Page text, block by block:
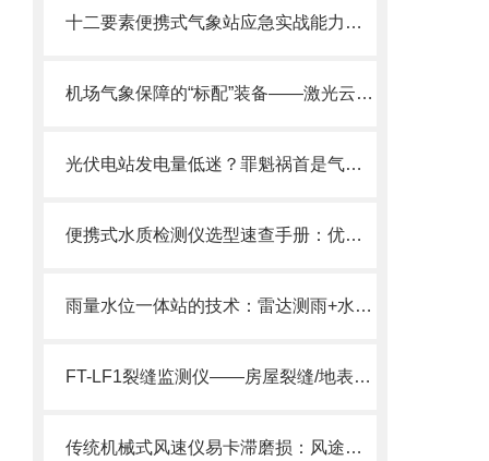
十二要素便携式气象站应急实战能力：现场组装/2分钟部署/数据秒出。
机场气象保障的“标配”装备——激光云高仪守护航班起降安全
光伏电站发电量低迷？罪魁祸首是气象监测失准—高精度光伏气象站请收好。
便携式水质检测仪选型速查手册：优质厂商推荐+核心参数对比（2026更新）
雨量水位一体站的技术：雷达测雨+水位监测双模块一体化集成架构
FT-LF1裂缝监测仪——房屋裂缝/地表裂隙/卸荷裂隙相对位移精准测量。
传统机械式风速仪易卡滞磨损：风途隧道风速风向检测器超声波全固态免维护